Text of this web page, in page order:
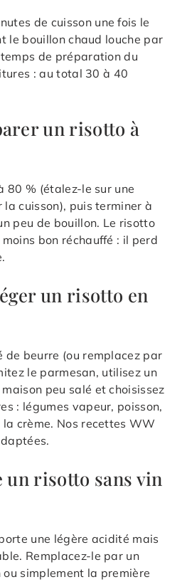
de cuisson une fois le
le bouillon chaud louche par
de préparation du
: au total 30 à 40
un risotto à
80 % (étalez-le sur une
cuisson), puis terminer à
peu de bouillon. Le risotto
bon réchauffé : il perd
un risotto en
de beurre (ou remplacez par
le parmesan, utilisez un
peu salé et choisissez
: légumes vapeur, poisson,
crème. Nos recettes WW
risotto sans vin
une légère acidité mais
Remplacez-le par un
simplement la première